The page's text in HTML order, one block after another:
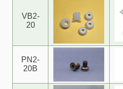
VB2-
20
PN2-
20B